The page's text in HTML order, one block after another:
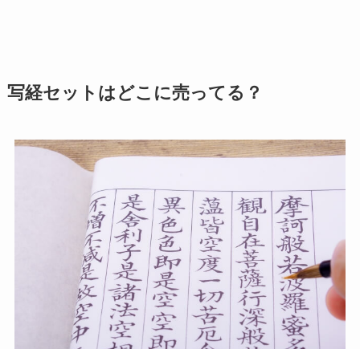
写経セットはどこに売ってる？